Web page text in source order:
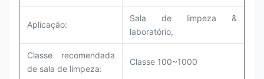
Aplicação:
Sala de limpeza &
laboratório,
Classe recomendada
de sala de limpeza:
Classe 100~1000